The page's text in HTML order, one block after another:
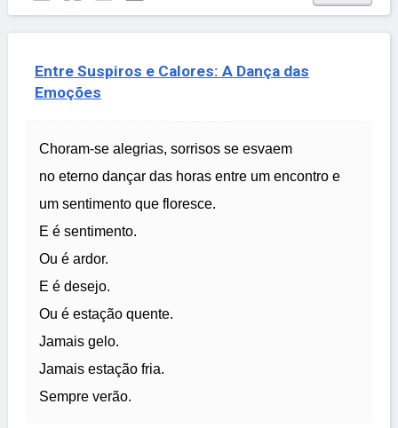
Entre Suspiros e Calores: A Dança das
Emoções
Choram-se alegrias, sorrisos se esvaem
no eterno dançar das horas entre um encontro e
um sentimento que floresce.
E é sentimento.
Ou é ardor.
E é desejo.
Ou é estação quente.
Jamais gelo.
Jamais estação fria.
Sempre verão.